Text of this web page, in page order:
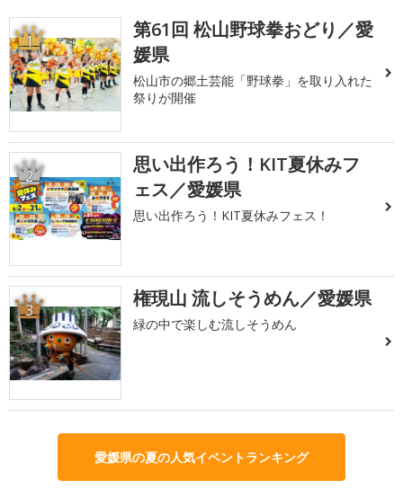
1
第61回 松山野球拳おどり／愛
媛県
松山市の郷土芸能「野球拳」を取り入れた
祭りが開催
2
思い出作ろう！KIT夏休みフ
ェス／愛媛県
思い出作ろう！KIT夏休みフェス！
3 権現山 流しそうめん／愛媛県
緑の中で楽しむ流しそうめん
愛媛県の夏の人気イベントランキング